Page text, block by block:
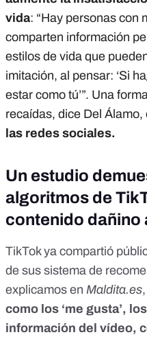
vida: “Hay personas con
comparten información
estilos de vida que
imitación, al pensar: ‘Si
estar como tú’”. Una
recaídas, dice Del Álamo,
las redes sociales.
Un estudio
algoritmos de
contenido dañino
TikTok ya compartió
de sus sistema de
explicamos en Maldita.es,
como los ‘me gusta’,
información del vídeo,